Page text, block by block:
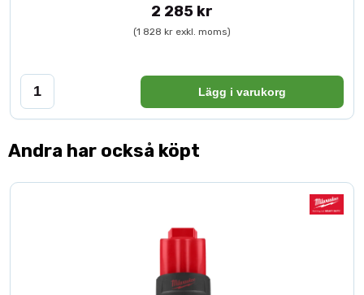
2 285 kr
(1 828 kr exkl. moms)
Lägg i varukorg
Andra har också köpt